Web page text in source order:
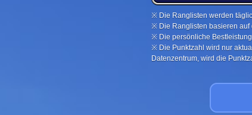
※ Die Ranglisten werden
※ Die Ranglisten basieren auf
※ Die persönliche
※ Die Punktzahl wird nur
Datenzentrum, wird die